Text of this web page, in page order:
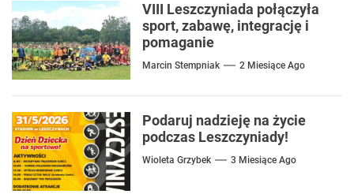
VIII Leszczyniada połączyła
sport, zabawę, integrację i
pomaganie
Marcin Stempniak 2 Miesiące Ago
Podaruj nadzieję na życie
podczas Leszczyniady!
Wioleta Grzybek 3 Miesiące Ago